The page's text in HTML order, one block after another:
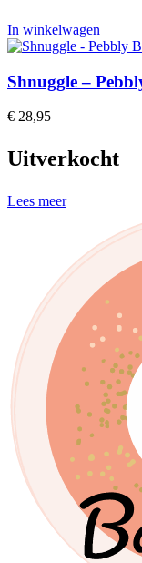
In winkelwagen
Shnuggle –
€ 28,95
Uitverkocht
Lees meer